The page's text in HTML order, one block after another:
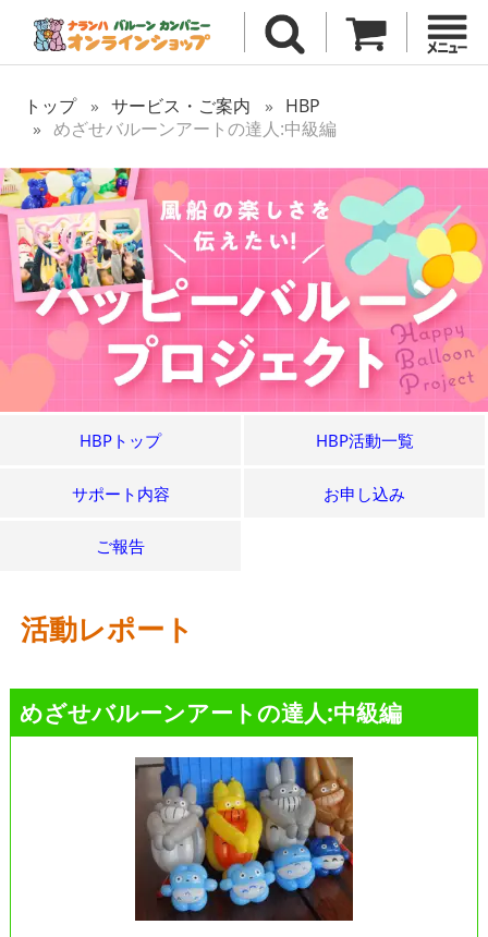
トップ サービス・ご案内
HBP
めざせバルーンアートの達人:中級編
HBPトップ HBP活動一覧
サポート内容 お申し込み
ご報告
活動レポート
めざせバルーンアートの達人:中級編